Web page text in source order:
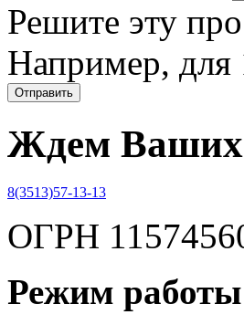
Решите эту
Например, для
Ждем Ваших
8(3513)57-13-13
ОГРН
Режим